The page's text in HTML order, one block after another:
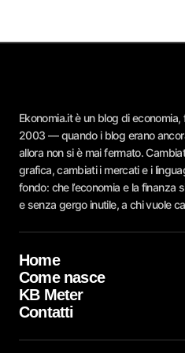
Ekonomia.it è un blog di
2003 — quando i blog erano
allora non si è mai fermato.
grafica, cambiati i mercati e i
fondo: che l’economia e la
e senza gergo inutile, a chi vuole
Home
Come nasce
KB Meter
Contatti